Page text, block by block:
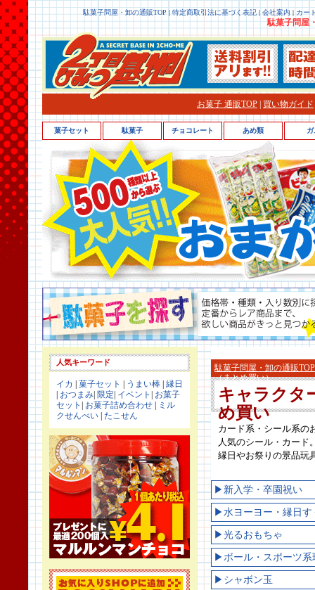
駄菓子問屋・卸の通販TOP |特定商取引法に基づく表記|会社案内 | カー
駄菓子問屋
お菓子 通販TOP 買い物ガイド
人気キーワード
イカ 菓子セット うまい棒 縁日
おつまみ 限定 イベント
お菓子
セット
お菓子詰め合わせ
ミル
クせんべい たこせん
駄菓子問屋・卸の通販TOP
（まとめ買い）
キャラクタ
め買い
カード系・シール系の
人気のシール・カード
縁日やお祭りの景品玩
▶新入学・卒園祝い
▶水ヨーヨー・縁日す
▶光るおもちゃ
▶ボール・スポーツ系
▶シャボン玉